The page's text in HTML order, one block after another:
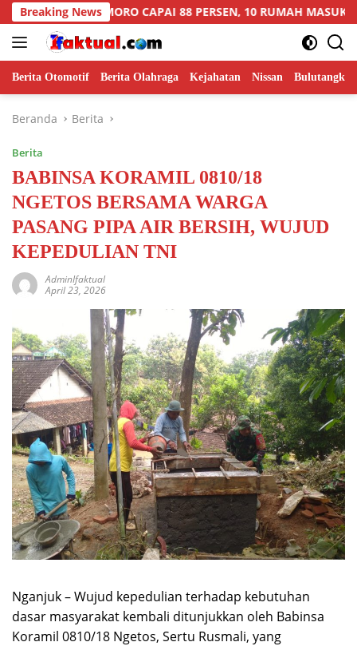
Langsung
ke
konten
Breaking News
CAPAI 88 PERSEN, 10 RUMAH MASUK TAHAP
Berita Otomotif Berita Olahraga Kejahatan Nissan Bulutangkis
Beranda Berita
Berita
BABINSA KORAMIL 0810/18
NGETOS BERSAMA WARGA
PASANG PIPA AIR BERSIH, WUJUD
KEPEDULIAN TNI
AdminIfaktual
April 23, 2026
Nganjuk – Wujud kepedulian terhadap kebutuhan
dasar masyarakat kembali ditunjukkan oleh Babinsa
Koramil 0810/18 Ngetos, Sertu Rusmali, yang